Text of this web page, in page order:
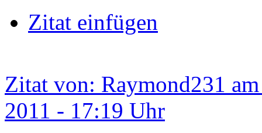
Zitat einfügen
Zitat von: Raymond231
2011 - 17:19 Uhr